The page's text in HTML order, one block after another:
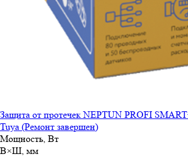
Защита от протечек NEPTUN PROFI
Tuya (Ремонт завершен)
Мощность, Вт
В×Ш, мм